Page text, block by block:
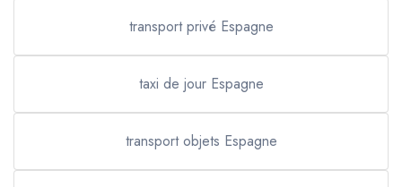
transport privé Espagne
taxi de jour Espagne
transport objets Espagne